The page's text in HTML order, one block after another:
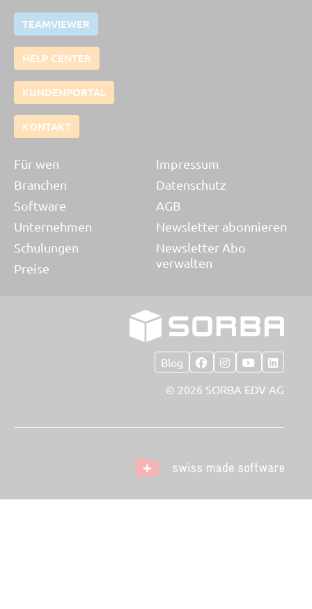
TEAMVIEWER
HELP CENTER
KUNDENPORTAL
KONTAKT
Für wen
Branchen
Software
Unternehmen
Schulungen
Preise
Impressum
Datenschutz
AGB
Newsletter abonnieren
Newsletter Abo
verwalten
Blog
© 2026 SORBA EDV AG